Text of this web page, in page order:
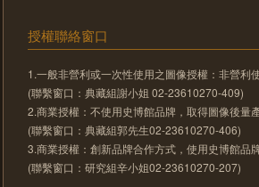
授權聯絡窗口
1.一般非營利或一次性使用之圖像授權：非營利
(聯繫窗口：典藏組謝小姐 02-23610270-409)
2.商業授權：不使用史博館品牌，取得圖像後量
(聯繫窗口：典藏組郭先生02-23610270-406)
3.商業授權：創新品牌合作方式，使用史博館品
(聯繫窗口：研究組辛小姐02-23610270-207)